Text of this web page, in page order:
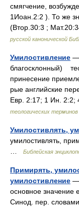
смягчение,
1Иоан.2:2 ). То же
(Втор.30:3 ;
русской канонической
Умилостивление —
благосклонный)
принесение
рые английские
Евр. 2:17; 1 Ин.
теологических терминов
Умилостивлять,
умилостивлять,
Библейская
Примирять,
умилостивление —
основное значение
Синод. пер.